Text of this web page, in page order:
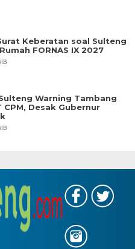
Keberatan soal Sulteng
FORNAS IX 2027
Warning Tambang
CPM, Desak Gubernur